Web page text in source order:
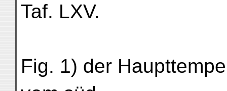
Taf. LXV.
Fig. 1) der